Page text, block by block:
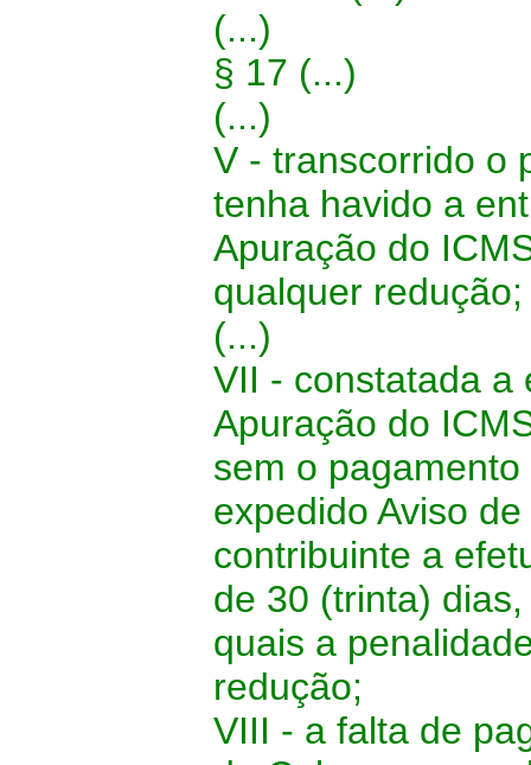
(...)
§ 17 (...)
(...)
V - transcorrido o
tenha havido a
Apuração do
qualquer redução;
(...)
VII - constatada a
Apuração do
sem o
expedido Aviso
contribuinte a
de 30 (trinta)
quais a
redução;
VIII - a falta de